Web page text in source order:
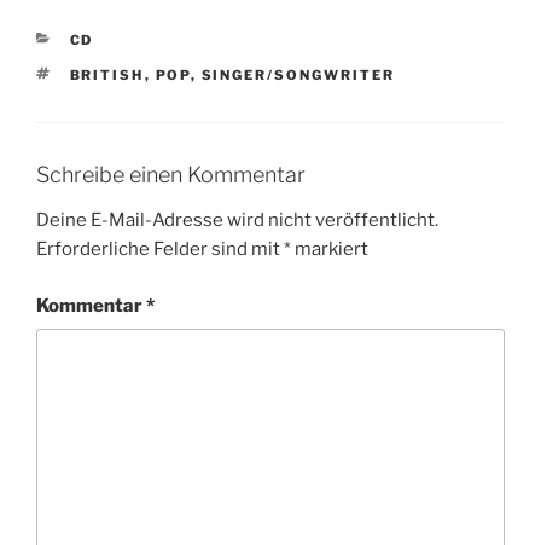
K
T
R
E
CD
S
G
Ö
R
R
BRITISH , POP, SINGER/SONGWRITER
Schreibe einen Kommentar
Deine E-Mail-Adresse wird nicht veröffentlicht.
Erforderliche Felder sind mit* markiert
Kommentar*